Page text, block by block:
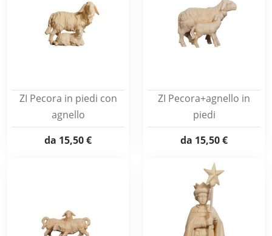
ZI Pecora in piedi con
agnello
da 15,50 €
ZI Pecora+agnello in
piedi
da 15,50 €